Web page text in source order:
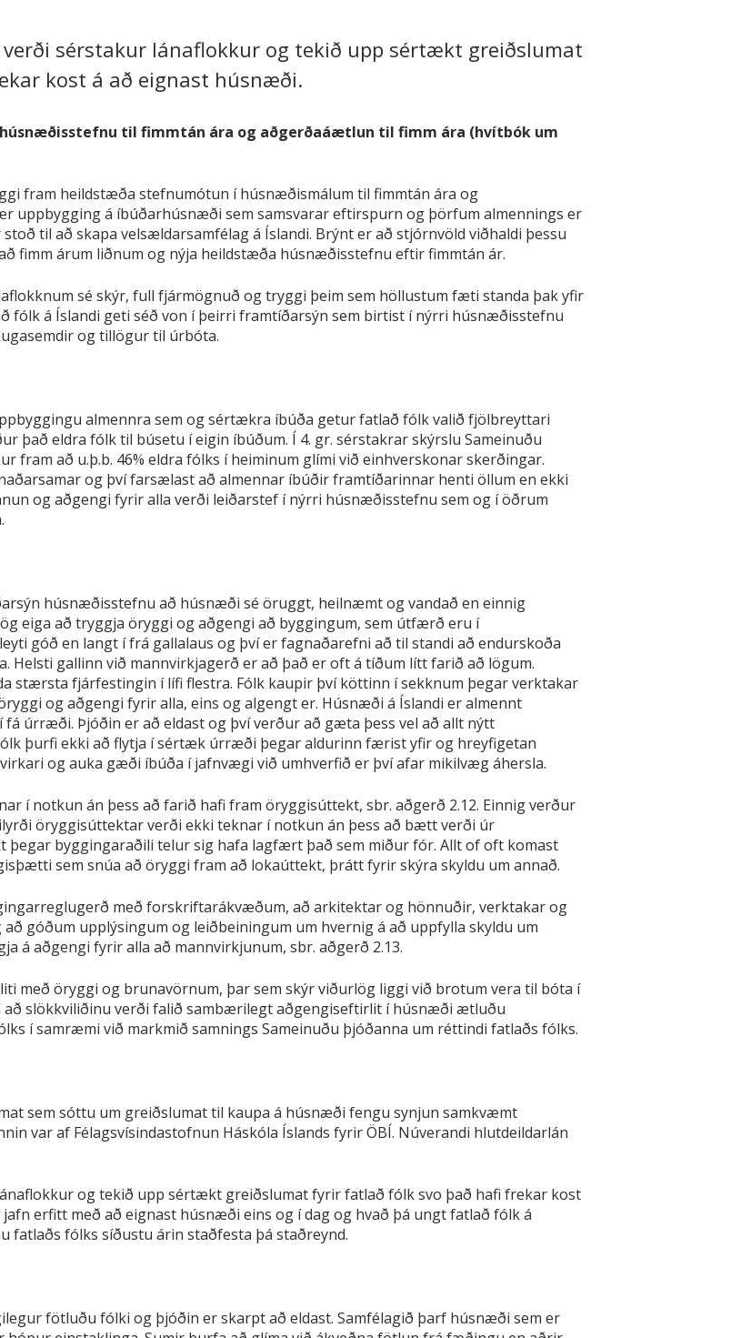
sérstakur lánaflokkur og tekið upp sértækt greiðslumat
kost á að eignast húsnæði.
til fimmtán ára og aðgerðaáætlun til fimm ára (hvítbók um
fram heildstæða stefnumótun í húsnæðismálum til fimmtán ára og
uppbygging á íbúðarhúsnæði sem samsvarar eftirspurn og þörfum almennings er
til að skapa velsældarsamfélag á Íslandi. Brýnt er að stjórnvöld viðhaldi þessu
fimm árum liðnum og nýja heildstæða húsnæðisstefnu eftir fimmtán ár.
sé skýr, full fjármögnuð og tryggi þeim sem höllustum fæti standa þak yfir
fólk á Íslandi geti séð von í þeirri framtíðarsýn sem birtist í nýrri húsnæðisstefnu
og tillögur til úrbóta.
almennra sem og sértækra íbúða getur fatlað fólk valið fjölbreyttari
það eldra fólk til búsetu í eigin íbúðum. Í 4. gr. sérstakrar skýrslu Sameinuðu
fram að u.þ.b. 46% eldra fólks í heiminum glími við einhverskonar skerðingar.
og því farsælast að almennar íbúðir framtíðarinnar henti öllum en ekki
og aðgengi fyrir alla verði leiðarstef í nýrri húsnæðisstefnu sem og í öðrum
húsnæðisstefnu að húsnæði sé öruggt, heilnæmt og vandað en einnig
eiga að tryggja öryggi og aðgengi að byggingum, sem útfærð eru í
góð en langt í frá gallalaus og því er fagnaðarefni að til standi að endurskoða
Helsti gallinn við mannvirkjagerð er að það er oft á tíðum lítt farið að lögum.
stærsta fjárfestingin í lífi flestra. Fólk kaupir því köttinn í sekknum þegar verktakar
og aðgengi fyrir alla, eins og algengt er. Húsnæði á Íslandi er almennt
úrræði. Þjóðin er að eldast og því verður að gæta þess vel að allt nýtt
þurfi ekki að flytja í sértæk úrræði þegar aldurinn færist yfir og hreyfigetan
og auka gæði íbúða í jafnvægi við umhverfið er því afar mikilvæg áhersla.
í notkun án þess að farið hafi fram öryggisúttekt, sbr. aðgerð 2.12. Einnig verður
öryggisúttektar verði ekki teknar í notkun án þess að bætt verði úr
þegar byggingaraðili telur sig hafa lagfært það sem miður fór. Allt of oft komast
sem snúa að öryggi fram að lokaúttekt, þrátt fyrir skýra skyldu um annað.
með forskriftarákvæðum, að arkitektar og hönnuðir, verktakar og
góðum upplýsingum og leiðbeiningum um hvernig á að uppfylla skyldu um
á aðgengi fyrir alla að mannvirkjunum, sbr. aðgerð 2.13.
með öryggi og brunavörnum, þar sem skýr viðurlög liggi við brotum vera til bóta í
að slökkviliðinu verði falið sambærilegt aðgengiseftirlit í húsnæði ætluðu
í samræmi við markmið samnings Sameinuðu þjóðanna um réttindi fatlaðs fólks.
sem sóttu um greiðslumat til kaupa á húsnæði fengu synjun samkvæmt
var af Félagsvísindastofnun Háskóla Íslands fyrir ÖBÍ. Núverandi hlutdeildarlán
og tekið upp sértækt greiðslumat fyrir fatlað fólk svo það hafi frekar kost
erfitt með að eignast húsnæði eins og í dag og hvað þá ungt fatlað fólk á
fatlaðs fólks síðustu árin staðfesta þá staðreynd.
fötluðu fólki og þjóðin er skarpt að eldast. Samfélagið þarf húsnæði sem er